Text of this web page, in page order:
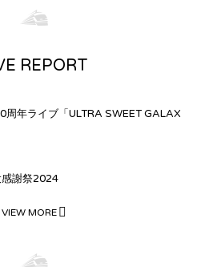
REPORT
周年ライブ「ULTRA SWEET GALAX
感謝祭2024
VIEW MORE